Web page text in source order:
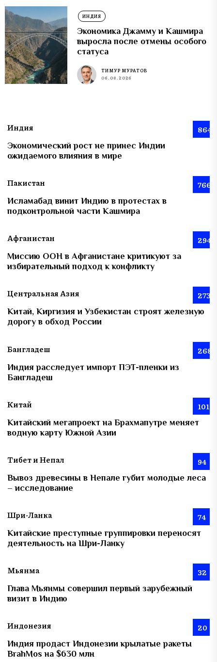
ИНДИЯ
Экономика Джамму и Кашмира
выросла после отмены особого
статуса
ТИМУР МУРАТОВ
06.08.2026
Индия 864
Экономический рост не принес Индии
ожидаемого влияния в мире
Пакистан 766
Исламабад винит Индию в протестах в
подконтрольной части Кашмира
Афганистан 294
Миссию ООН в Афганистане критикуют за
избирательный подход к конфликту
Центральная Азия 273
Китай, Киргизия и Узбекистан строят железную
дорогу в обход России
Бангладеш 268
Индия расследует импорт ПЭТ-пленки из
Бангладеш
Китай 101
Китайский мегапроект на Брахмапутре меняет
водную карту Южной Азии
Тибет и Непал 94
Вывоз древесины в Непале губит молодые леса
– исследование
Шри-Ланка 74
Китайские преступные группировки переносят
деятельность на Шри-Ланку
Мьянма 32
Глава Мьянмы совершил первый зарубежный
визит в Индию
Индонезия 20
Индия продаст Индонезии крылатые ракеты
BrahMos на $630 млн